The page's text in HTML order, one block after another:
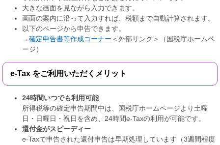
大きな画面を見ながら入力できます。
画面の案内に沿って入力すれば、税額まで自動計算されます。
以下のページから申告できます。
→確定申告書等作成コーナー ＜外部リンク＞
（国税庁ホームペ
ージ）
e-Tax をご利用いただくメリット
24時間いつでも利用可能
所得税等の確定申告期間中は、国税庁ホームページより土曜
日・日曜日・祝日を含め、24時間e-Taxの利用が可能です。
還付金がスピーディー
e-Taxで申告された還付申告は早期処理しています（3週間程度